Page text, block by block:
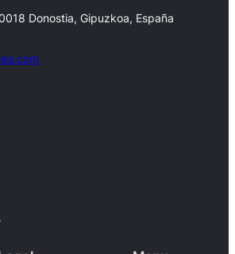
Donostia, Gipuzkoa, España